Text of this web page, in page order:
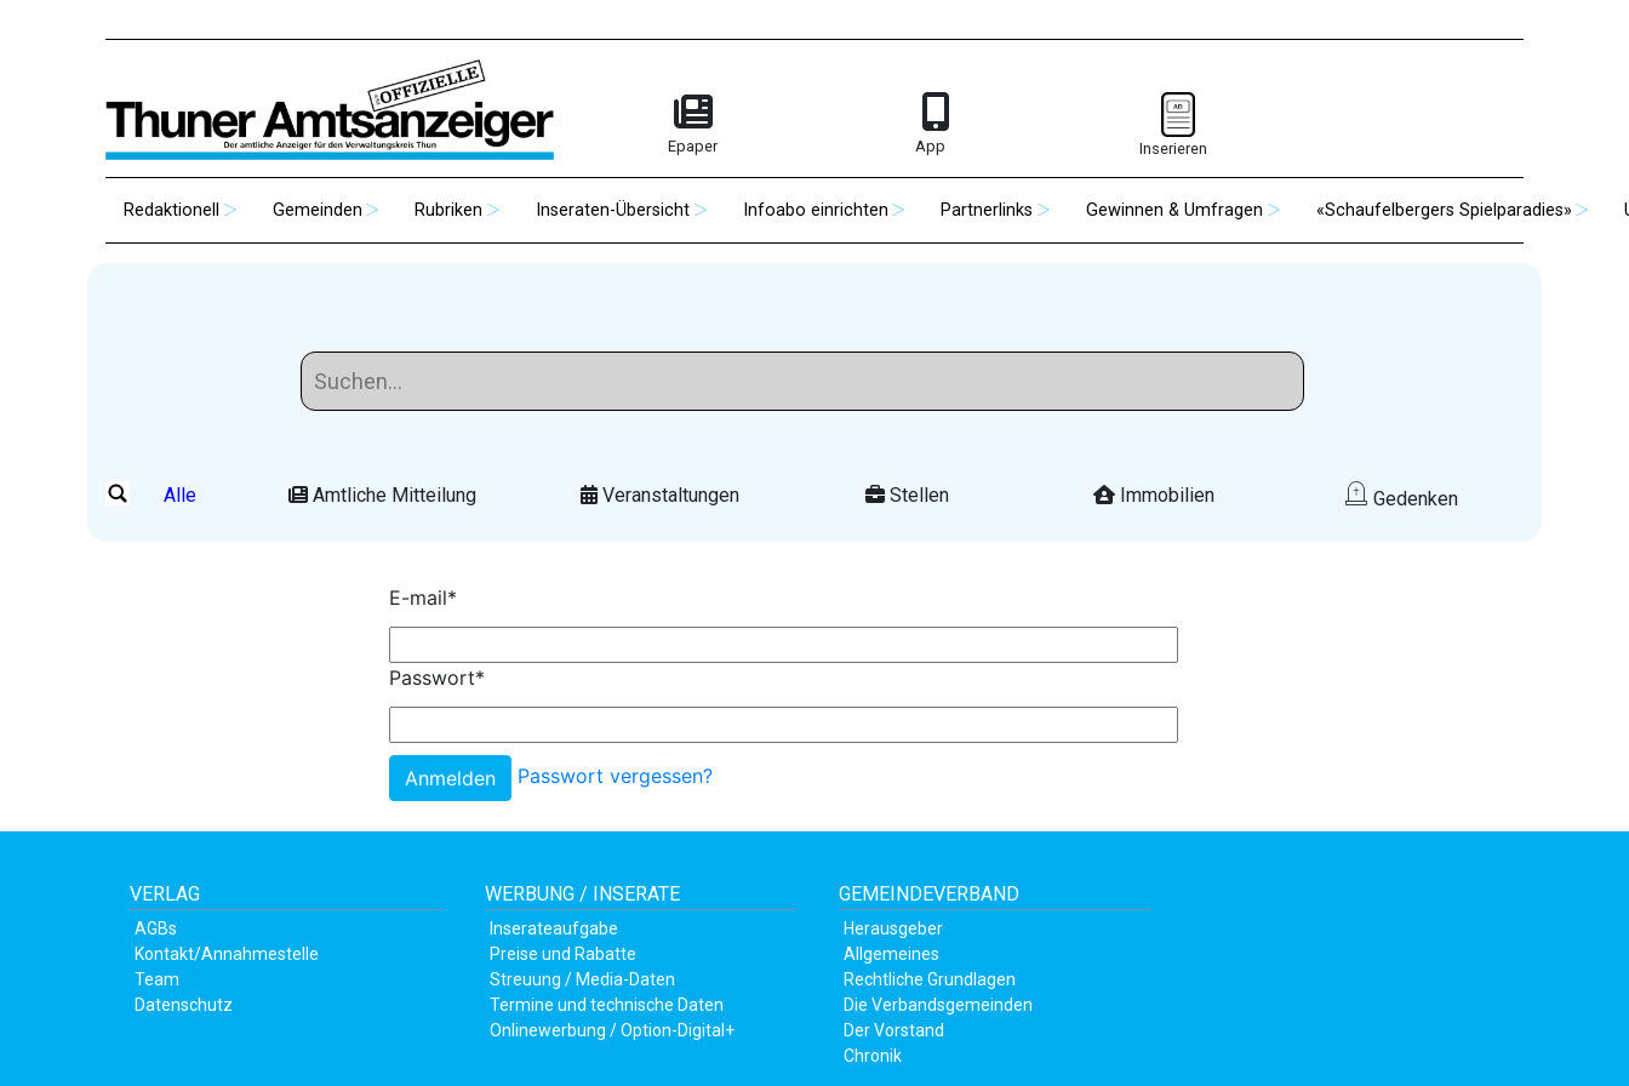
Epaper App Inserieren
Redaktionell Gemeinden Rubriken Inseraten-Übersicht Infoabo einrichten Partnerlinks Gewinnen & Umfragen «Schaufelbergers Spielparadies»
Alle Amtliche Mitteilung Veranstaltungen Stellen Immobilien Gedenken
E-mail*
Passwort*
Passwort vergessen?
VERLAG
AGBs
Kontakt/Annahmestelle
Team
Datenschutz
WERBUNG / INSERATE
Inserateaufgabe
Preise und Rabatte
Streuung / Media-Daten
Termine und technische Daten
Onlinewerbung / Option-Digital+
GEMEINDEVERBAND
Herausgeber
Allgemeines
Rechtliche Grundlagen
Die Verbandsgemeinden
Der Vorstand
Chronik